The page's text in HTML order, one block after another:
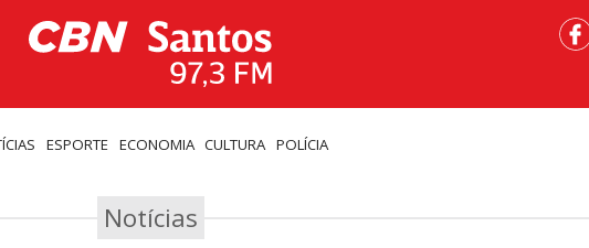
ESPORTE ECONOMIA CULTURA POLÍCIA
Notícias